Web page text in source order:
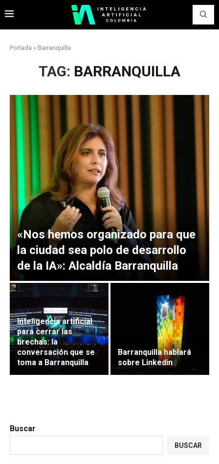
Portada » Barranquilla
TAG: BARRANQUILLA
«Nos hemos organizado para que
la ciudad sea polo de desarrollo
de la IA»: Alcaldía Barranquilla
Inteligencia artificial
para cerrar las
brechas: la
conversación que se
toma a Barranquilla
Barranquilla hablará
sobre Linkedin
Buscar
BUSCAR